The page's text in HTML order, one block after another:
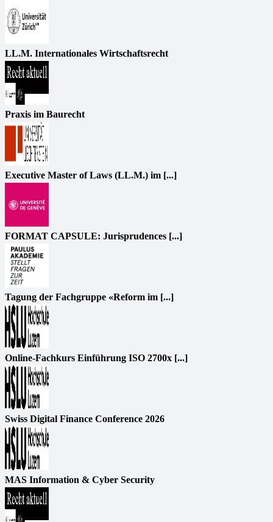
LL.M. Internationales Wirtschaftsrecht
Praxis im Baurecht
Executive Master of Laws (LL.M.) im [...]
FORMAT CAPSULE: Jurisprudences [...]
Tagung der Fachgruppe «Reform im [...]
Online-Fachkurs Einführung ISO 2700x [...]
Swiss Digital Finance Conference 2026
MAS Information & Cyber Security